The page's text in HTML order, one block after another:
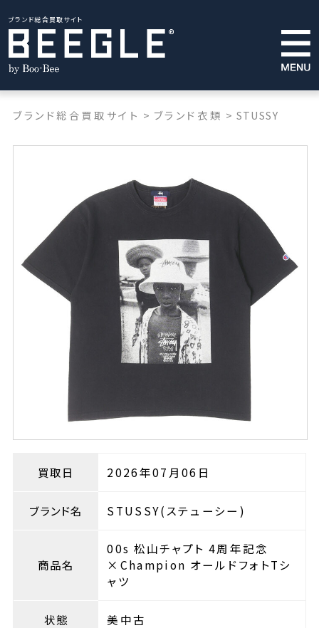
ブランド総合買取サイト
ブランド総合買取サイト > ブランド衣類 > STUSSY
買取日 2026年07月06日
ブランド名 STUSSY(ステューシー)
商品名
00s 松山チャプト 4周年記念
×Champion オールドフォトTシ
ャツ
状態 美中古